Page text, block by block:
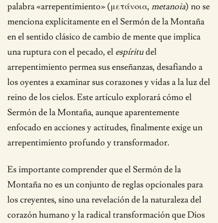
palabra «arrepentimiento» (μετάνοια, metanoia) no se
menciona explícitamente en el Sermón de la Montaña
en el sentido clásico de cambio de mente que implica
una ruptura con el pecado, el espíritudel
arrepentimiento permea sus enseñanzas, desafiando a
los oyentes a examinar sus corazones y vidas a la luz del
reino de los cielos. Este artículo explorará cómo el
Sermón de la Montaña, aunque aparentemente
enfocado en acciones y actitudes, finalmente exige un
arrepentimiento profundo y transformador.
Es importante comprender que el Sermón de la
Montaña no es un conjunto de reglas opcionales para
los creyentes, sino una revelación de la naturaleza del
corazón humano y la radical transformación que Dios